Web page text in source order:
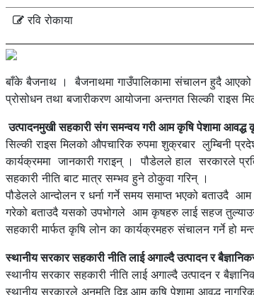
रवि रोकाया
बाँके बैजनाथ । बैजनाथमा गाउँपालिकामा संचालन हुदै आएको
प्रोसोधन तथा बजारीकरण आयोजना अन्तगत सिल्की राइस
उत्पादनमुखी सहकारी संग समन्वय गरी आम कृषि पेशामा
सिल्की राइस मिलको औपचारिक रुपमा शुक्रबार लुम्बिनी
कार्यक्रममा जानकारी गराइन् । पौडेलले हाल सरकारले
सहकारी नीति बाट मात्र सम्भव हुने ठोकुवा गरिन् ।
पौडेलले आन्दोलन र धर्ना गर्ने समय समाप्त भएको बताउदै आम
गरेको बताउदै यसको उपभोगले आम कृषहरु लाई सहज
सहकारी मार्फत कृषि लोन का कार्यक्रमहरु संचालन गर्ने
स्थानीय सरकार सहकारी नीति लाई अगाल्दै उत्पादन र
स्थानीय सरकार सहकारी नीति लाई अगाल्दै उत्पादन र
स्थानीय सरकारले अनुमति दिइ आम कृषि पेशामा आवद्ध